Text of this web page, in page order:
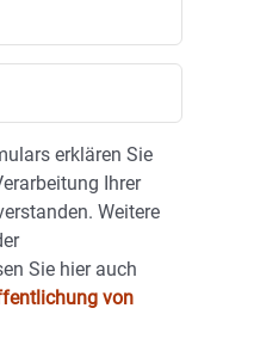
erklären Sie
Ihrer
Weitere
Sie hier auch
von